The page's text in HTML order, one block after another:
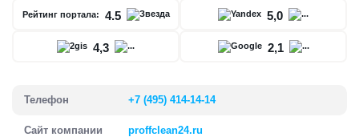
Рейтинг портала: 4.5 5,0
4,3 2,1
Телефон +7 (495) 414-14-14
Сайт компании proffclean24.ru